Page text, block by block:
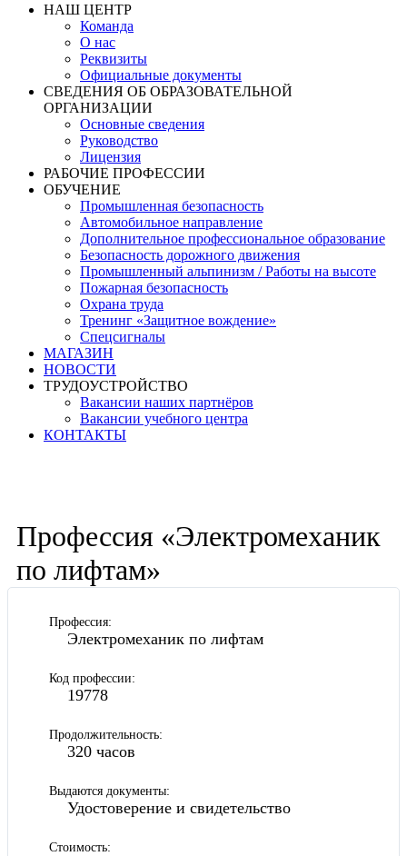
НАШ ЦЕНТР
Команда
О нас
Реквизиты
Официальные документы
СВЕДЕНИЯ ОБ ОБРАЗОВАТЕЛЬНОЙ
ОРГАНИЗАЦИИ
Основные сведения
Руководство
Лицензия
РАБОЧИЕ ПРОФЕССИИ
ОБУЧЕНИЕ
Промышленная безопасность
Автомобильное направление
Дополнительное профессиональное образование
Безопасность дорожного движения
Промышленный альпинизм / Работы на высоте
Пожарная безопасность
Охрана труда
Тренинг «Защитное вождение»
Спецсигналы
МАГАЗИН
НОВОСТИ
ТРУДОУСТРОЙСТВО
Вакансии наших партнёров
Вакансии учебного центра
КОНТАКТЫ
Профессия «Электромеханик
по лифтам»
Профессия:
Электромеханик по лифтам
Код профессии:
19778
Продолжительность:
320 часов
Выдаются документы:
Удостоверение и свидетельство
Стоимость: